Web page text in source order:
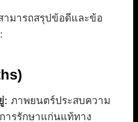
ามารถสรุปข้อดีและข้อ
: ภาพยนตร์ประสบความ
ารรักษาแก่นแท้ทาง